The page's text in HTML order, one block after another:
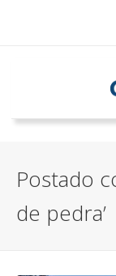
Postado
de pedra’